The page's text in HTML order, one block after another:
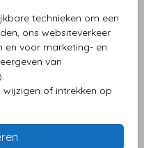
technieken om een
ons websiteverkeer
en voor marketing- en
van
of intrekken op
tekst hoera een zusje?
deze sluitzegels een